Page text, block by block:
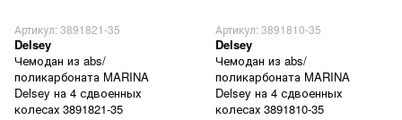
Артикул: 3891821-35
Delsey
Чемодан из abs/
поликарбоната MARINA
Delsey на 4 сдвоенных
колесах 3891821-35
Артикул: 3891810-35
Delsey
Чемодан из abs/
поликарбоната MARINA
Delsey на 4 сдвоенных
колесах 3891810-35